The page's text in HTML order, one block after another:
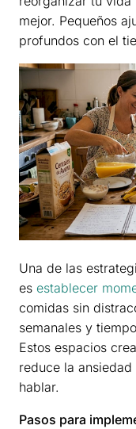
mejor. Pequeños
profundos con el
Una de las
es establecer
comidas sin
semanales y
Estos espacios
reduce la
hablar.
Pasos para